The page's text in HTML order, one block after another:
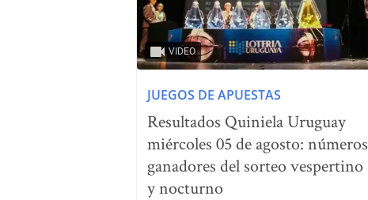
VIDEO
JUEGOS DE APUESTAS
Resultados Quiniela Uruguay
miércoles 05 de agosto: números
ganadores del sorteo vespertino
y nocturno